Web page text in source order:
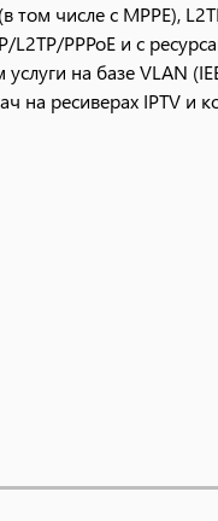
числе с MPPE),
PPPoE и с
на базе VLAN
на ресиверах IPTV и